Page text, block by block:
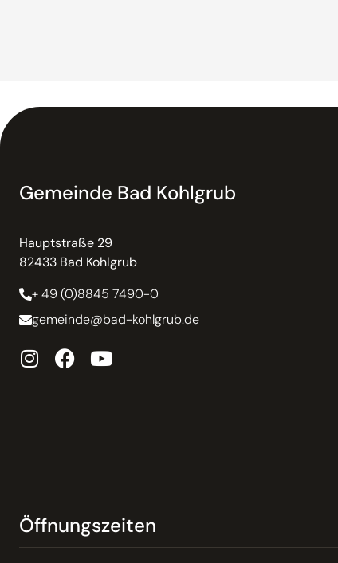
Gemeinde Bad Kohlgrub
Hauptstraße 29
82433 Bad Kohlgrub
+ 49 (0)8845 7490-0
gemeinde@bad-kohlgrub.de
Öffnungszeiten